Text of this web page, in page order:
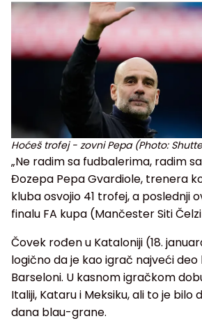
Hoćeš trofej - zovni Pepa (Photo:
„Ne radim sa fudbalerima, radim
Đozepa Pepa Gvardiole, trenera
kluba osvojio 41 trofej, a poslednji
finalu FA kupa (Mančester Siti Čelzi
Čovek rođen u Kataloniji (18.
logično da je kao igrač najveći
Barseloni. U kasnom igračkom
Italiji, Kataru i Meksiku, ali to je bilo
dana blau-grane.